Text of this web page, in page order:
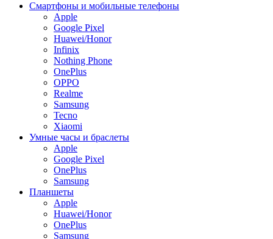
Смартфоны и мобильные телефоны
Apple
Google Pixel
Huawei/Honor
Infinix
Nothing Phone
OnePlus
OPPO
Realme
Samsung
Tecno
Xiaomi
Умные часы и браслеты
Apple
Google Pixel
OnePlus
Samsung
Планшеты
Apple
Huawei/Honor
OnePlus
Samsung